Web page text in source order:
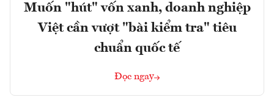
Muốn "hút" vốn xanh, doanh nghiệp
Việt cần vượt "bài kiểm tra" tiêu
chuẩn quốc tế
Đọc ngay